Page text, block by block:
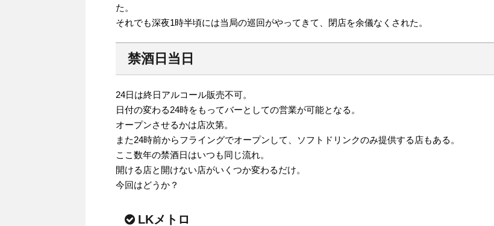
た。
それでも深夜1時半頃には当局の巡回がやってきて、閉店を余儀なくされた。
禁酒日当日
24日は終日アルコール販売不可。
日付の変わる24時をもってバーとしての営業が可能となる。
オープンさせるかは店次第。
また24時前からフライングでオープンして、ソフトドリンクのみ提供する店もある。
ここ数年の禁酒日はいつも同じ流れ。
開ける店と開けない店がいくつか変わるだけ。
今回はどうか？
LKメトロ